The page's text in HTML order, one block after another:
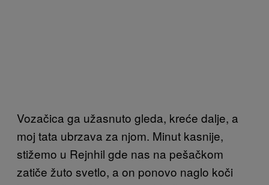
Vozačica ga užasnuto gleda, kreće dalje, a
moj tata ubrzava za njom. Minut kasnije,
stižemo u Rejnhil gde nas na pešačkom
zatiče žuto svetlo, a on ponovo naglo koči